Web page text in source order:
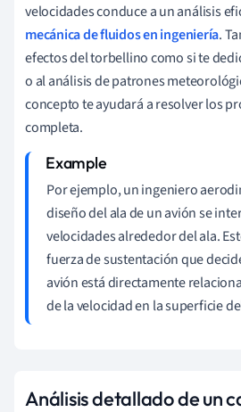
velocidades conduce a un análisis
mecánica de fluidos en ingeniería.
efectos del torbellino como si te
o al análisis de patrones
concepto te ayudará a resolver los
completa.
Por ejemplo, un ingeniero
diseño del ala de un avión se
velocidades alrededor del ala.
fuerza de sustentación que
avión está directamente
de la velocidad en la superficie
Análisis detallado de un